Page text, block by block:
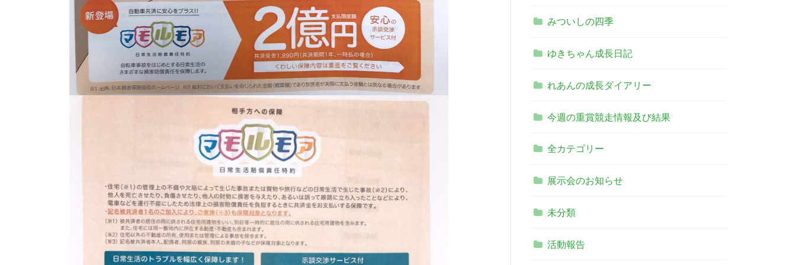
みついしの四季
ゆきちゃん成長日記
れあんの成長ダイアリー
今週の重賞競走情報及び結果
全カテゴリー
展示会のお知らせ
未分類
活動報告